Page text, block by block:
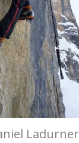
Ladurner